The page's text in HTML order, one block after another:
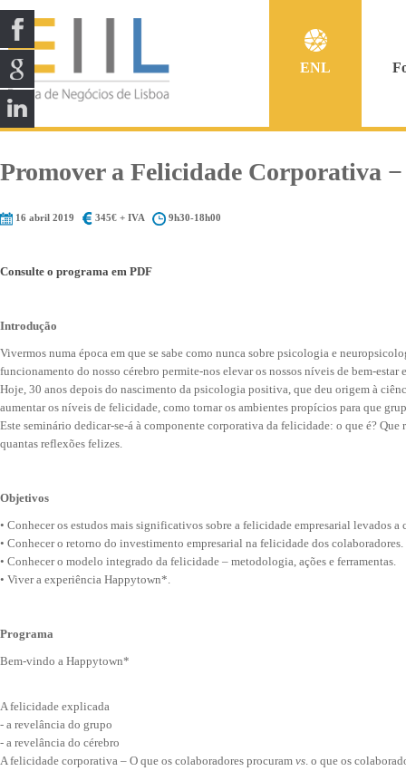
ENL
Promover a Felicidade Corporativa −
16 abril 2019 345€ + IVA 9h30-18h00
Consulte o programa em PDF
Introdução
Vivermos numa época em que se sabe como nunca sobre psicologia e
funcionamento do nosso cérebro permite-nos elevar os nossos níveis de bem-estar
Hoje, 30 anos depois do nascimento da psicologia positiva, que deu origem à
aumentar os níveis de felicidade, como tornar os ambientes propícios para que
Este seminário dedicar-se-á à componente corporativa da felicidade: o que é?
quantas reflexões felizes.
Objetivos
• Conhecer os estudos mais significativos sobre a felicidade empresarial levados a
• Conhecer o retorno do investimento empresarial na felicidade dos colaboradores.
• Conhecer o modelo integrado da felicidade – metodologia, ações e ferramentas.
• Viver a experiência Happytown*.
Programa
Bem-vindo a Happytown*
A felicidade explicada
- a revelância do grupo
- a revelância do cérebro
A felicidade corporativa – O que os colaboradores procuram vs. o que os